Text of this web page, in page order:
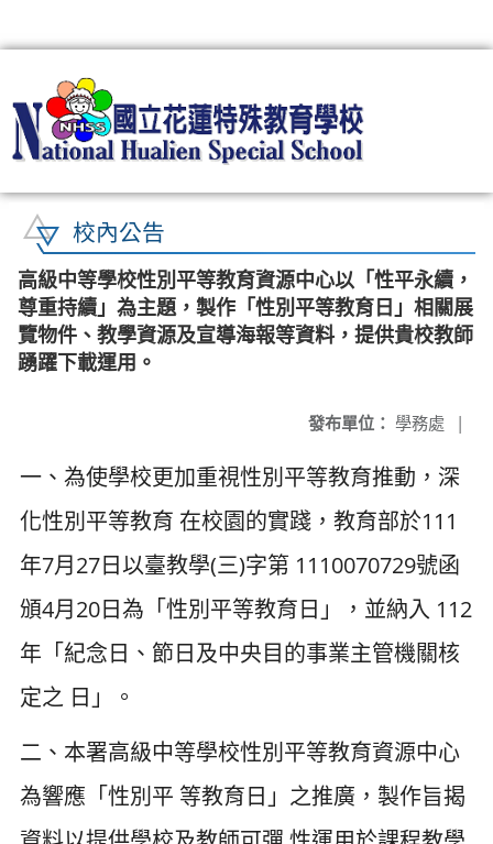
校內公告
高級中等學校性別平等教育資源中心以「性平永續，
尊重持續」為主題，製作「性別平等教育日」相關展
覽物件、教學資源及宣導海報等資料，提供貴校教師
踴躍下載運用。
發布單位： 學務處 |
一、為使學校更加重視性別平等教育推動，深
化性別平等教育 在校園的實踐，教育部於111
年7月27日以臺教學(三)字第 1110070729號函
頒4月20日為「性別平等教育日」，並納入 112
年「紀念日、節日及中央目的事業主管機關核
定之 日」。
二、本署高級中等學校性別平等教育資源中心
為響應「性別平 等教育日」之推廣，製作旨揭